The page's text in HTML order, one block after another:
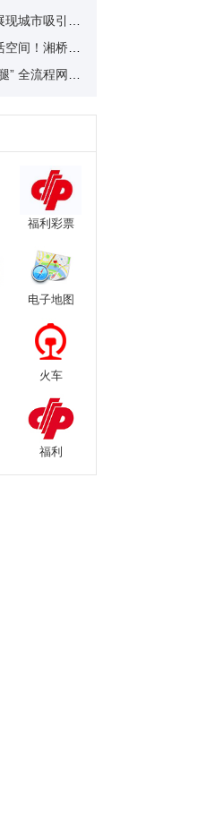
福利彩票
电子地图
火车
福利